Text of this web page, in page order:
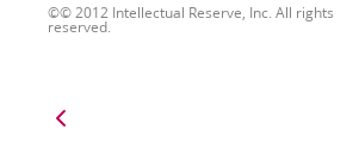
© 2012 Intellectual Reserve, Inc. All rights
reserved.